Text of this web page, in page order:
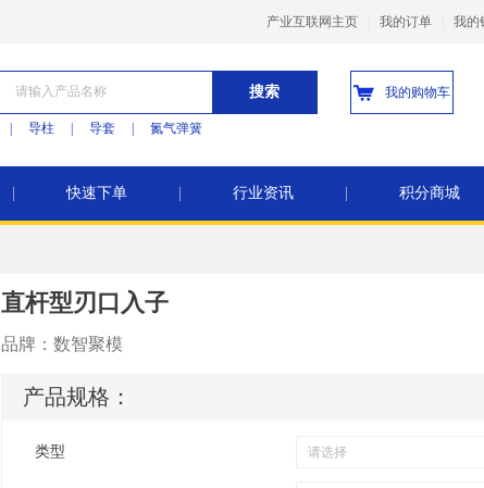
产业互联网主页 我的订单 我的
搜索
导柱 导套 氮气弹簧
我的购物车
快速下单 行业资讯 积分商城
直杆型刃口入子
品牌： 数智聚模
产品规格：
类型